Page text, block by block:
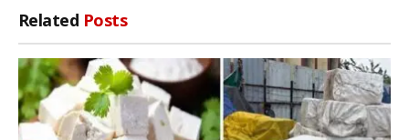
Related Posts